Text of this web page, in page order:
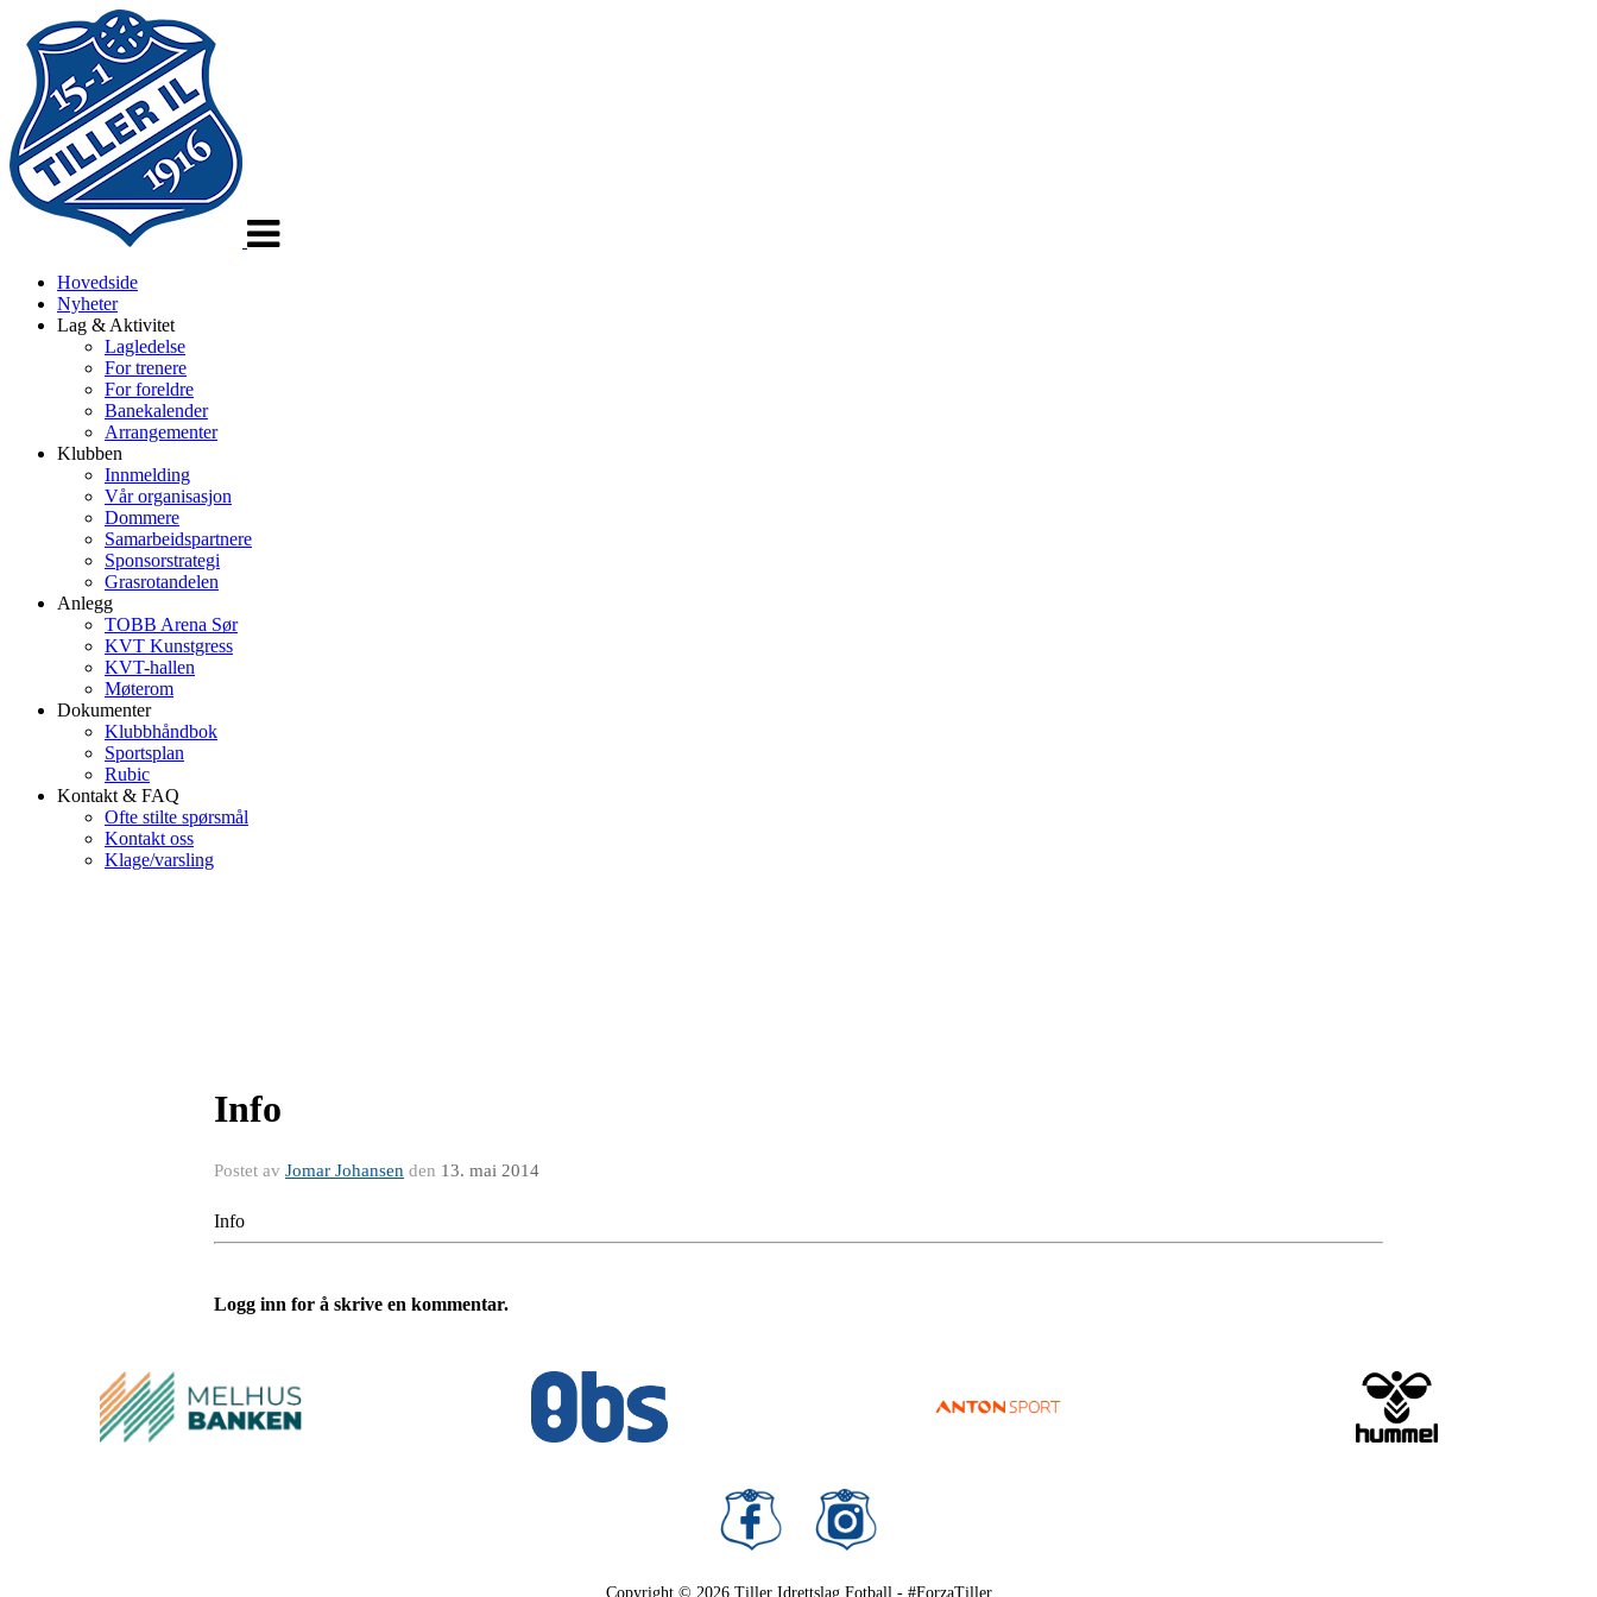
Hovedside
Nyheter
Lag & Aktivitet
Lagledelse
For trenere
For foreldre
Banekalender
Arrangementer
Klubben
Innmelding
Vår organisasjon
Dommere
Samarbeidspartnere
Sponsorstrategi
Grasrotandelen
Anlegg
TOBB Arena Sør
KVT Kunstgress
KVT-hallen
Møterom
Dokumenter
Klubbhåndbok
Sportsplan
Rubic
Kontakt & FAQ
Ofte stilte spørsmål
Kontakt oss
Klage/varsling
Info
Postet av Jomar Johansen den 13. mai 2014
Info
Logg inn for å skrive en kommentar.
Copyright © 2026 Tiller Idrettslag Fotball - #ForzaTiller